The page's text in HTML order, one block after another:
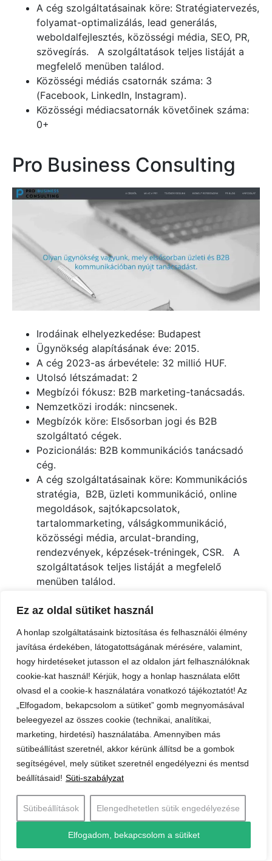
Ez az oldal sütiket használ
A honlap szolgáltatásaink biztosítása és felhasználói élmény
javítása érdekében, látogatottságának mérésére, valamint,
hogy hirdetéseket jutasson el az oldalon járt felhasználóknak
cookie-kat használ! Kérjük, hogy a honlap használata előtt
olvasd el a cookie-k használatára vonatkozó tájékoztatót! Az
„Elfogadom, bekapcsolom a sütiket” gomb megnyomásával
beleegyezel az összes cookie (technikai, analítikai,
marketing, hirdetési) használatába. Amennyiben más
sütibeállítást szeretnél, akkor kérünk állítsd be a gombok
segítségével, mely sütiket szeretnél engedélyezni és mentsd
beállításaid! Süti-szabályzat
Sütibeállítások Elengedhetetlen sütik engedélyezése
Elfogadom, bekapcsolom a sütiket
A cég szolgáltatásainak köre: Stratégiatervezés,
folyamat-optimalizálás, lead generálás,
weboldalfejlesztés, közösségi média, SEO, PR,
szövegírás. A szolgáltatások teljes listáját a
megfelelő menüben találod.
Közösségi médiás csatornák száma: 3
(Facebook, LinkedIn, Instagram).
Közösségi médiacsatornák követőinek száma:
0+
Pro Business Consulting
Irodáinak elhelyezkedése: Budapest
Ügynökség alapításának éve: 2015.
A cég 2023-as árbevétele: 32 millió HUF.
Utolsó létszámadat: 2
Megbízói fókusz: B2B marketing-tanácsadás.
Nemzetközi irodák: nincsenek.
Megbízók köre: Elsősorban jogi és B2B
szolgáltató cégek.
Pozicionálás: B2B kommunikációs tanácsadó
cég.
A cég szolgáltatásainak köre: Kommunikációs
stratégia, B2B, üzleti kommunikáció, online
megoldások, sajtókapcsolatok,
tartalommarketing, válságkommunikáció,
közösségi média, arculat-branding,
rendezvények, képzések-tréningek, CSR. A
szolgáltatások teljes listáját a megfelelő
menüben találod.
(Facebook, LinkedIn).
200+
Teahouse Consulting
Irodáinak elhelyezkedése: Budapest